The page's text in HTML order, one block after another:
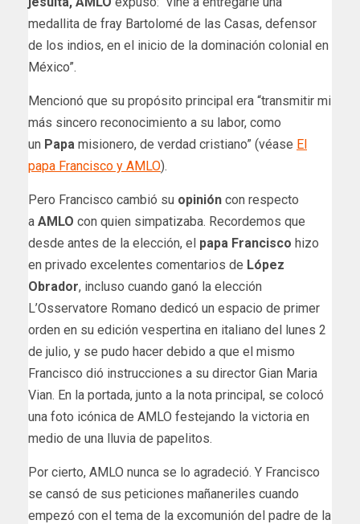
medallita de fray Bartolomé de las Casas, defensor
de los indios, en el inicio de la dominación colonial en
México”.
Mencionó que su propósito principal era “transmitir mi
más sincero reconocimiento a su labor, como
un Papa misionero, de verdad cristiano” (véase El
papa Francisco y AMLO).
Pero Francisco cambió su opinión con respecto
a AMLO con quien simpatizaba. Recordemos que
desde antes de la elección, el papa Francisco hizo
en privado excelentes comentarios de López
Obrador, incluso cuando ganó la elección
L’Osservatore Romano dedicó un espacio de primer
orden en su edición vespertina en italiano del lunes 2
de julio, y se pudo hacer debido a que el mismo
Francisco dió instrucciones a su director Gian Maria
Vian. En la portada, junto a la nota principal, se colocó
una foto icónica de AMLO festejando la victoria en
medio de una lluvia de papelitos.
Por cierto, AMLO nunca se lo agradeció. Y Francisco
se cansó de sus peticiones mañaneriles cuando
empezó con el tema de la excomunión del padre de la